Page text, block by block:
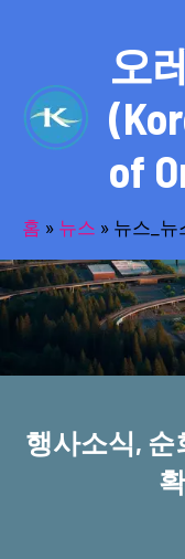
오
of
홈 » 뉴스 » 뉴스_뉴
반세기의 세
행사소식,